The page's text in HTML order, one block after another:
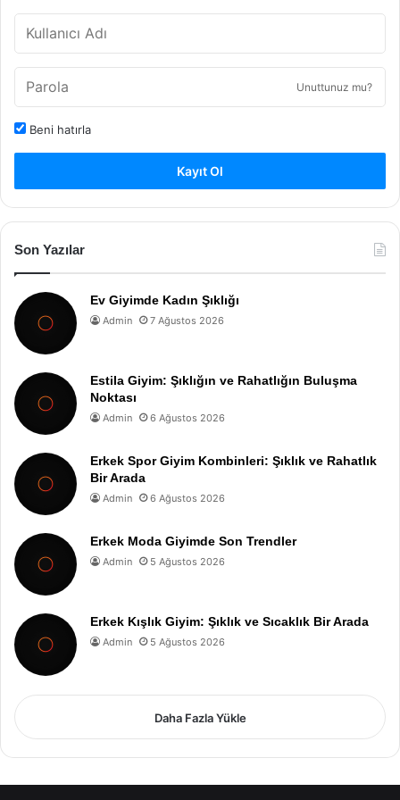
Unuttunuz mu?
Beni hatırla
Kayıt Ol
Son Yazılar
Ev Giyimde Kadın Şıklığı
Admin 7 Ağustos 2026
Estila Giyim: Şıklığın ve Rahatlığın Buluşma
Noktası
Admin 6 Ağustos 2026
Erkek Spor Giyim Kombinleri: Şıklık ve Rahatlık
Bir Arada
Admin 6 Ağustos 2026
Erkek Moda Giyimde Son Trendler
Admin 5 Ağustos 2026
Erkek Kışlık Giyim: Şıklık ve Sıcaklık Bir Arada
Admin 5 Ağustos 2026
Daha Fazla Yükle